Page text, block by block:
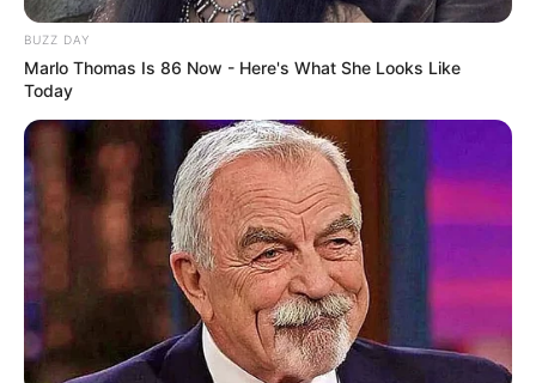
BUZZ DAY
Marlo Thomas Is 86 Now - Here's What She Looks Like
Today